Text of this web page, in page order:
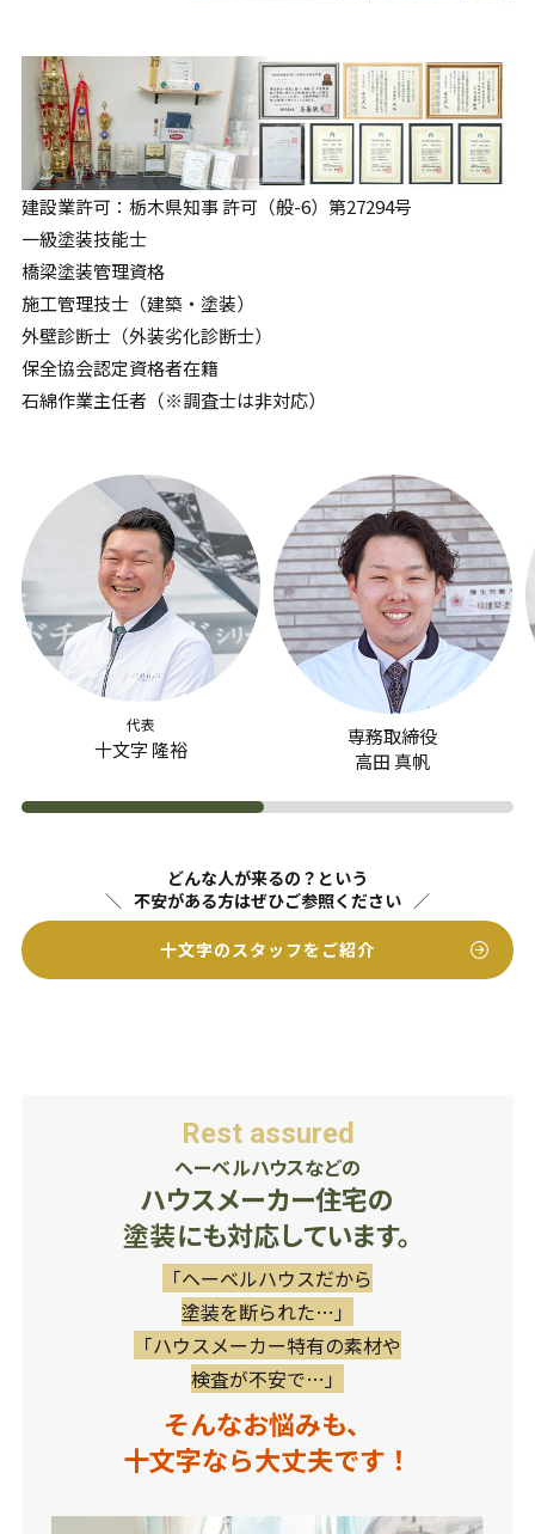
建設業許可：栃木県知事 許可（般-6）第27294号
一級塗装技能士
橋梁塗装管理資格
施工管理技士（建築・塗装）
外壁診断士（外装劣化診断士）
保全協会認定資格者在籍
石綿作業主任者（※調査士は非対応）
代表
十文字 隆裕
専務取締役
高田 真帆
どんな人が来るの？という
不安がある方はぜひご参照ください
十文字のスタッフをご紹介
Rest assured
ヘーベルハウスなどの
ハウスメーカー住宅の
塗装にも対応しています。
「ヘーベルハウスだから
塗装を断られた…」
「ハウスメーカー特有の素材や
検査が不安で…」
そんなお悩みも、
十文字なら大丈夫です！